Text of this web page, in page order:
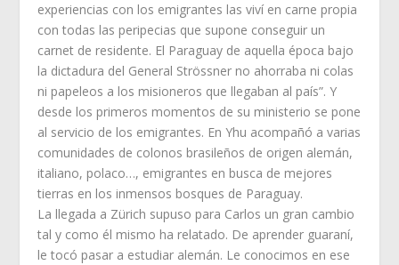
experiencias con los emigrantes las viví en carne propia
con todas las peripecias que supone conseguir un
carnet de residente. El Paraguay de aquella época bajo
la dictadura del General Strössner no ahorraba ni colas
ni papeleos a los misioneros que llegaban al país”. Y
desde los primeros momentos de su ministerio se pone
al servicio de los emigrantes. En Yhu acompañó a varias
comunidades de colonos brasileños de origen alemán,
italiano, polaco…, emigrantes en busca de mejores
tierras en los inmensos bosques de Paraguay.
La llegada a Zürich supuso para Carlos un gran cambio
tal y como él mismo ha relatado. De aprender guaraní,
le tocó pasar a estudiar alemán. Le conocimos en ese